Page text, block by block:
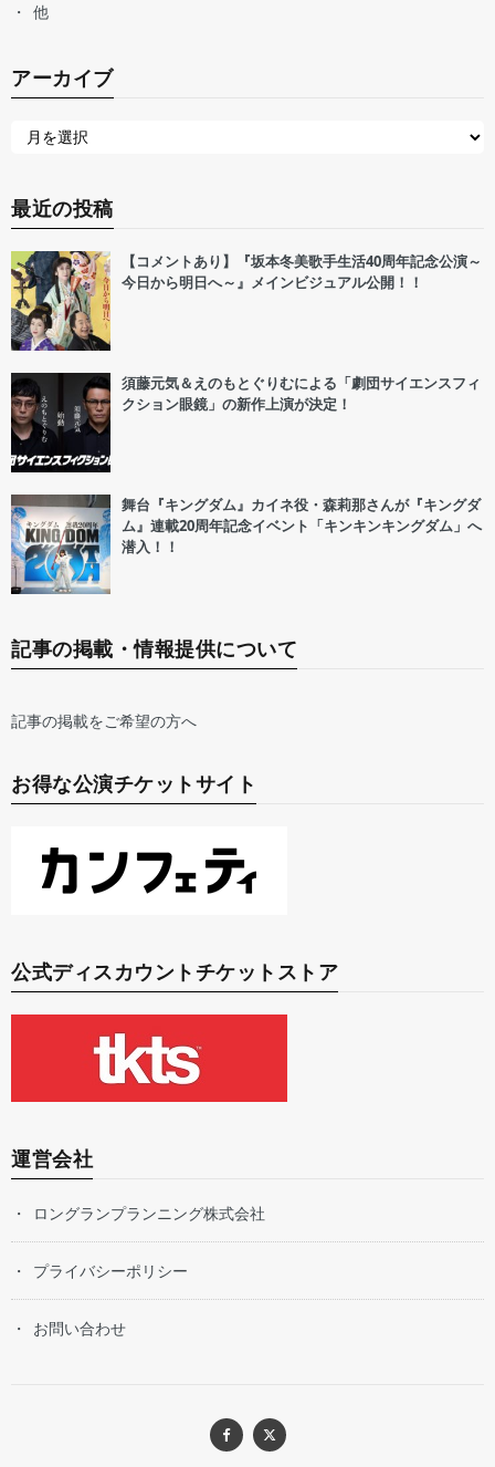
他
アーカイブ
最近の投稿
【コメントあり】『坂本冬美歌手生活40周年記念公演～
今日から明日へ～』メインビジュアル公開！！
須藤元気＆えのもとぐりむによる「劇団サイエンスフィ
クション眼鏡」の新作上演が決定！
舞台『キングダム』カイネ役・森莉那さんが『キングダ
ム』連載20周年記念イベント「キンキンキングダム」へ
潜入！！
記事の掲載・情報提供について
記事の掲載をご希望の方へ
お得な公演チケットサイト
公式ディスカウントチケットストア
運営会社
ロングランプランニング株式会社
プライバシーポリシー
お問い合わせ